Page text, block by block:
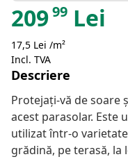
20999 Lei
17,5 Lei /m²
Incl. TVA
Descriere
Protejați-vă de soare
acest parasolar. Este
utilizat într-o
grădină, pe terasă, la